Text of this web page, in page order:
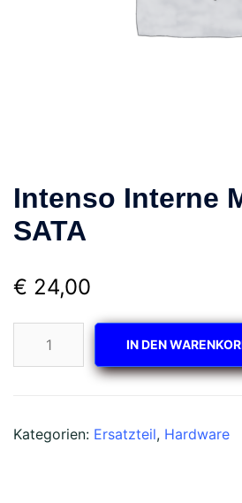
Intenso Interne
SATA
€ 24,00
Interne
SATA
Menge
IN DEN
Kategorien: Ersatzteil, Hardware